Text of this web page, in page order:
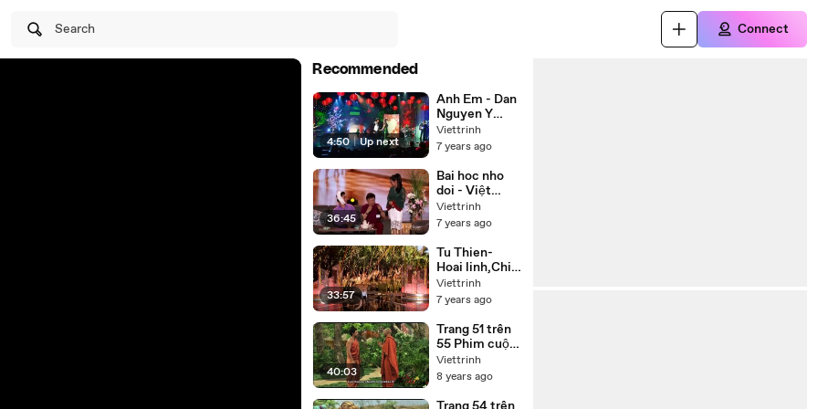
Search Connect
Recommended
4:50 | Up next
Anh Em - Dan
Nguyen Y
Phung
Viettrinh
7 years ago
36:45
Bai hoc nho
doi - Việt
Hương, Chí
Tài, Thúy Nga,
Viettrinh
7 years ago
33:57
Tu Thien-
Hoai linh,Chi
tai,Trung
Dan,Thuy
Viettrinh
7 years ago
40:03
Trang 51 trên
55 Phim cuộc
đời Đức Phật
Thích Ca
bộ 55 tập lồng
Viettrinh
8 years ago